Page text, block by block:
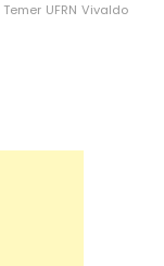
Temer UFRN Vivaldo